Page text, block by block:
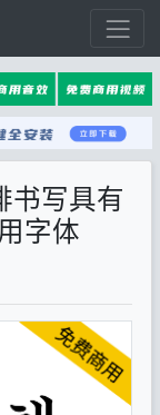
书写具有
字体